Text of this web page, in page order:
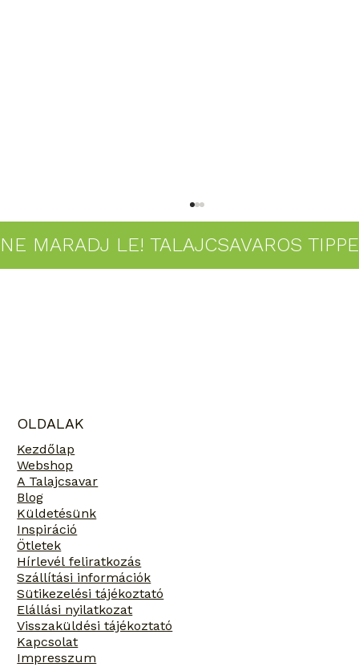
NE MARADJ LE! TALAJCSAVAROS
OLDALAK
Kezdőlap
Webshop
A Talajcsavar
Blog
Küldetésünk
Inspiráció
Ötletek
Hírlevél feliratkozás
Szállítási információk
Sütikezelési tájékoztató
Elállási nyilatkozat
Visszaküldési tájékoztató
Kapcsolat
Impresszum